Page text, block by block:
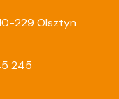
229 Olsztyn
245